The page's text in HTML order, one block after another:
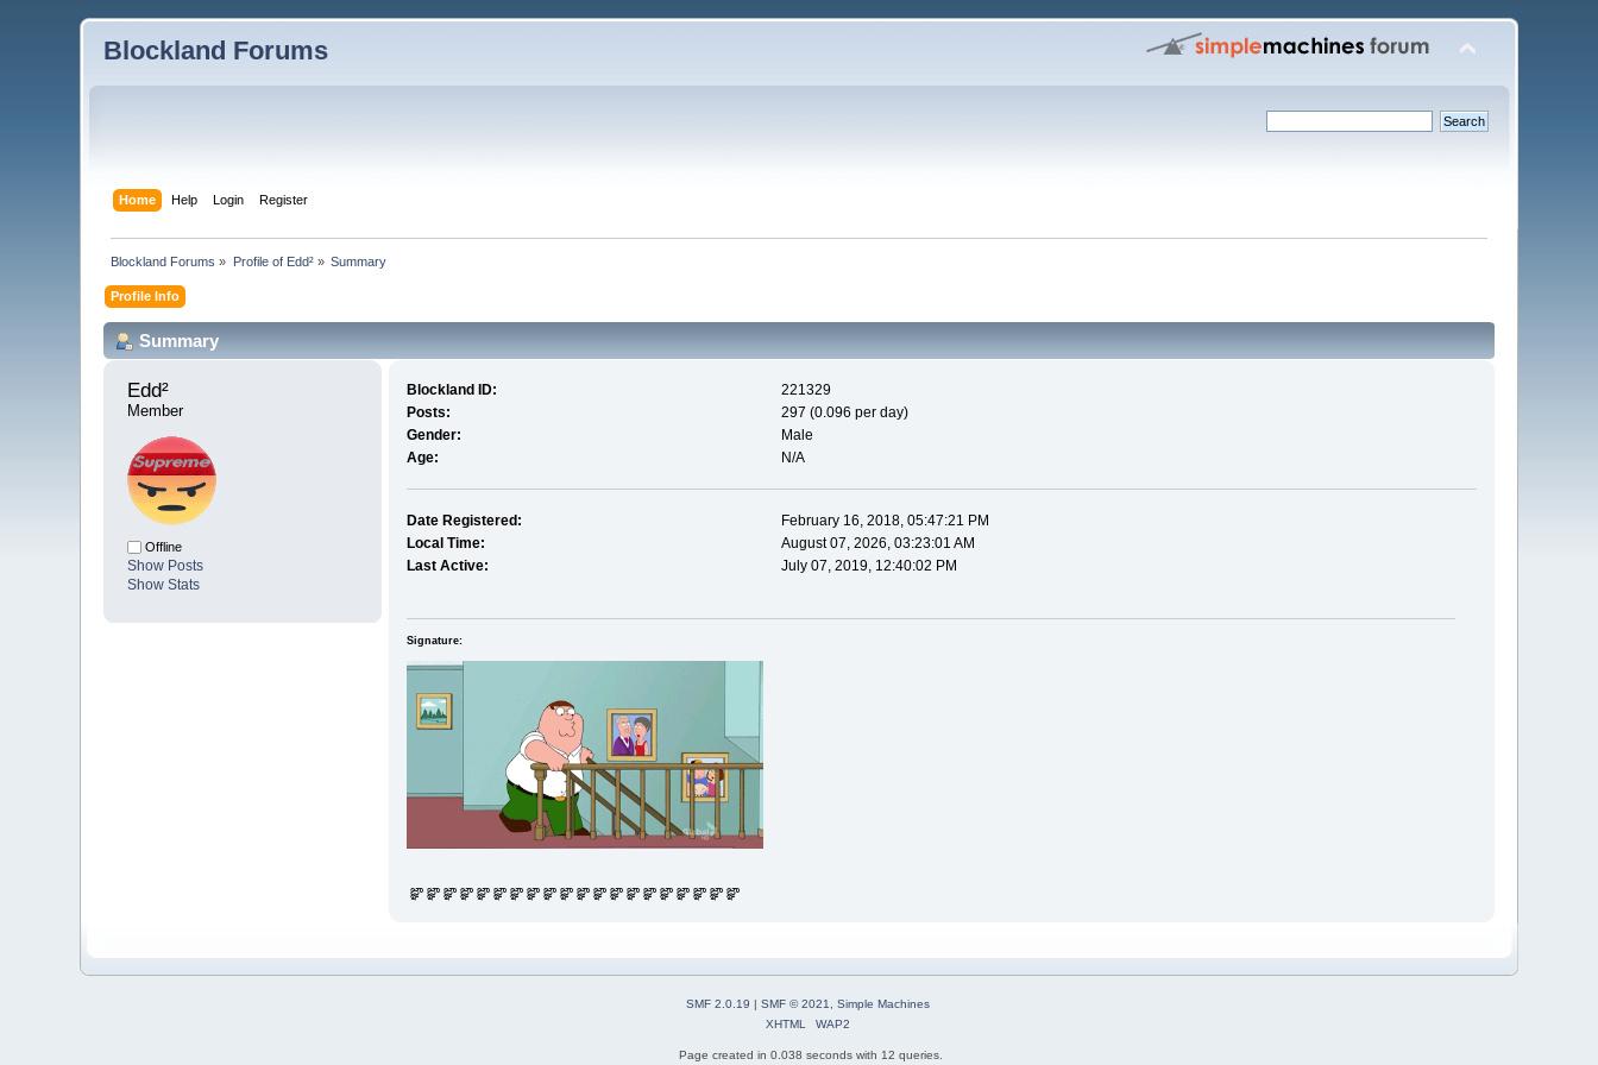
Blockland Forums
Home Help Login Register
Blockland Forums » Profile of Edd²» Summary
Profile Info
Summary
Edd²
Member
Offline
Show Posts
Show Stats
Blockland ID:
221329
Posts:
297 (0.096 per day)
Gender:
Male
Age:
N/A
Date Registered:
February 16, 2018, 05:47:21 PM
Local Time:
August 07, 2026, 03:23:01 AM
Last Active:
July 07, 2019, 12:40:02 PM
Signature:
జ్ఞ‌ా జ్ఞ‌ా జ్ఞ‌ా జ్ఞ‌ా జ్ఞ‌ా జ్ఞ‌ా జ్ఞ‌ా జ్ఞ‌ా జ్ఞ‌ా జ్ఞ‌ా జ్ఞ‌ా జ్ఞ‌ా జ్ఞ‌ా జ్ఞ‌ా జ్ఞ‌ా జ్ఞ‌ా జ్ఞ‌ా జ్ఞ‌ా జ్ఞ‌ా జ్ఞ‌ా
SMF 2.0.19 | SMF © 2021, Simple Machines
XHTML
WAP2
Page created in 0.038 seconds with 12 queries.